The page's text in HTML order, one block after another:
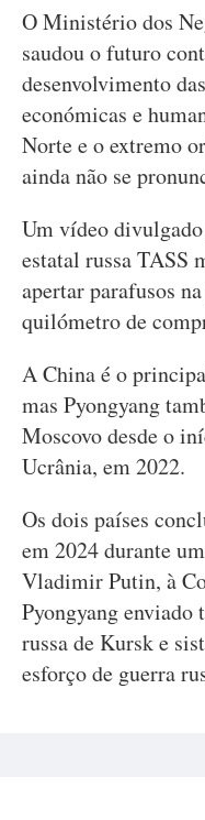
O Ministério dos
saudou o futuro
desenvolvimento
económicas e
Norte e o extremo
ainda não se
Um vídeo
estatal russa TASS
apertar parafusos
quilómetro de
A China é o
mas Pyongyang
Moscovo desde o
Ucrânia, em 2022.
Os dois países
em 2024 durante
Vladimir Putin, à
Pyongyang enviado
russa de Kursk e
esforço de guerra